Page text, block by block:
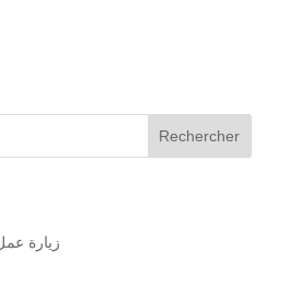
Rechercher
زيارة